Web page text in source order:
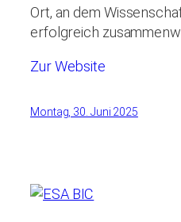
Ort, an dem
erfolgreich
Zur Website
Montag, 30. Juni 2025